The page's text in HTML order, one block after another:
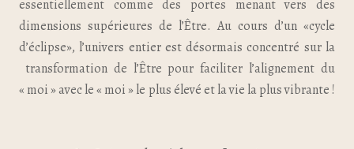
essentiellement comme des portes menant vers des
dimensions supérieures de l’Être. Au cours d’un «cycle
d’éclipse», l’univers entier est désormais concentré sur la
transformation de l’Être pour faciliter l’alignement du
« moi » avec le « moi » le plus élevé et la vie la plus vibrante !